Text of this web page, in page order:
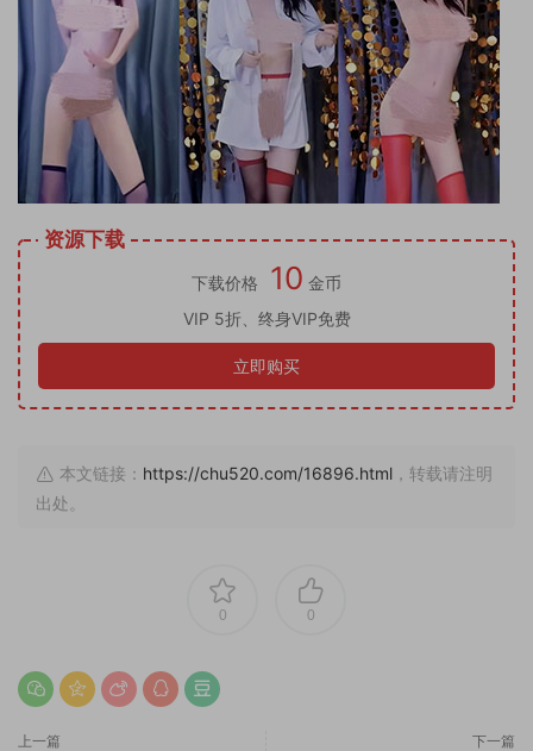
资源下载
下载价格 10 金币
VIP 5折、终身VIP免费
立即购买
本文链接： https://chu520.com/16896.html ，转载请注明
出处。
0 0
上一篇 下一篇